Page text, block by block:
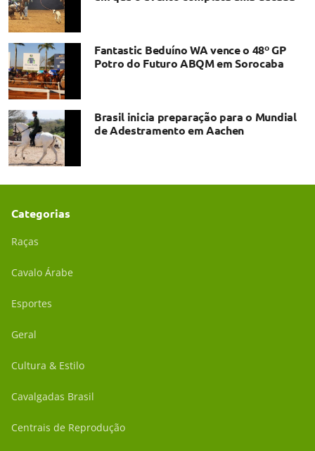
Fantastic Beduíno WA vence o 48º GP
Potro do Futuro ABQM em Sorocaba
Brasil inicia preparação para o Mundial
de Adestramento em Aachen
Categorias
Raças
Cavalo Árabe
Esportes
Geral
Cultura & Estilo
Cavalgadas Brasil
Centrais de Reprodução